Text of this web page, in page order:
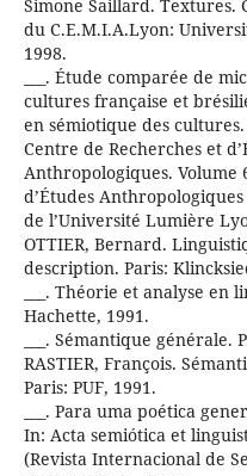
Simone Saillard. Textures.
du C.E.M.I.A.Lyon:
1998.
___. Étude comparée de
cultures française et
en sémiotique des
Centre de Recherches et
Anthropologiques. Volume
d’Études Anthropologiques
de l’Université Lumière
OTTIER, Bernard.
description. Paris:
___. Théorie et analyse en
Hachette, 1991.
___. Sémantique générale.
RASTIER, François.
Paris: PUF, 1991.
___. Para uma poética
In: Acta semiótica et
(Revista Internacional de